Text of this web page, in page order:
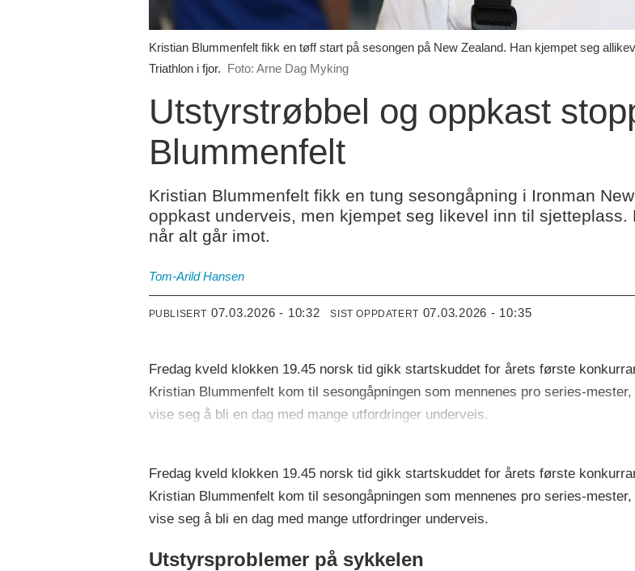
Kristian Blummenfelt fikk en tøff start på sesongen på New Zealand. Han kjempet seg
Triathlon i fjor. Foto: Arne Dag Myking
Utstyrstrøbbel og oppkast
Blummenfelt
Kristian Blummenfelt fikk en tung sesongåpning i Ironman
oppkast underveis, men kjempet seg likevel inn til
når alt går imot.
Tom-Arild Hansen
PUBLISERT 07.03.2026 - 10:32 SIST OPPDATERT 07.03.2026 - 10:35
Fredag kveld klokken 19.45 norsk tid gikk startskuddet for årets første
Kristian Blummenfelt kom til sesongåpningen som mennenes pro series-
vise seg å bli en dag med mange utfordringer underveis.
Fredag kveld klokken 19.45 norsk tid gikk startskuddet for årets første
Kristian Blummenfelt kom til sesongåpningen som mennenes pro series-
vise seg å bli en dag med mange utfordringer underveis.
Utstyrsproblemer på sykkelen